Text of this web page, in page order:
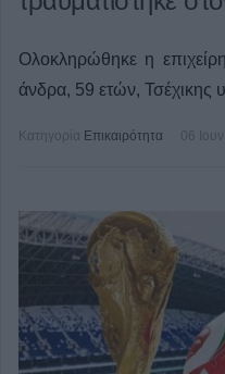
Ολοκληρώθηκε η
άνδρα, 59 ετών, Τσέχικης
Κατηγορία Επικαιρότητα 06